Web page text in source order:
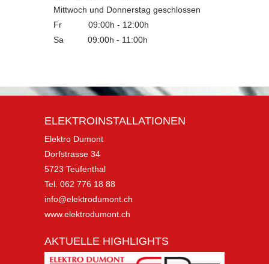
Mittwoch und Donnerstag geschlossen
Fr 09:00h - 12:00h
Sa
09:00h - 11:00h
ELEKTROINSTALLATIONEN
Elektro Dumont
Dorfstrasse 34
5723 Teufenthal
Tel. 062 776 18 88
info@elektrodumont.ch
www.elektrodumont.ch
AKTUELLE HIGHLIGHTS